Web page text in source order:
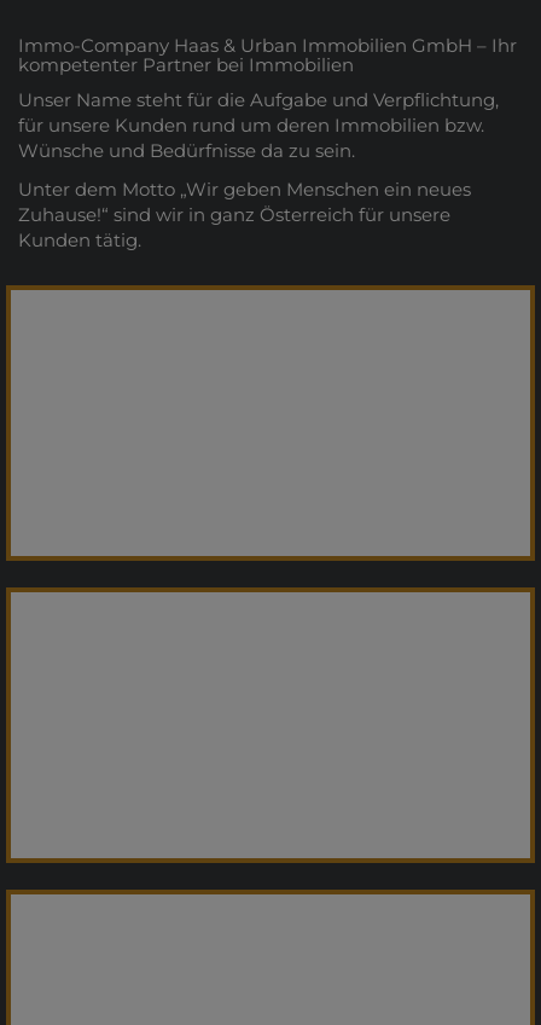
Immo-Company Haas & Urban Immobilien GmbH – Ihr
kompetenter Partner bei Immobilien
Unser Name steht für die Aufgabe und Verpflichtung,
für unsere Kunden rund um deren Immobilien bzw.
Wünsche und Bedürfnisse da zu sein.
Unter dem Motto „Wir geben Menschen ein neues
Zuhause!“ sind wir in ganz Österreich für unsere
Kunden tätig.